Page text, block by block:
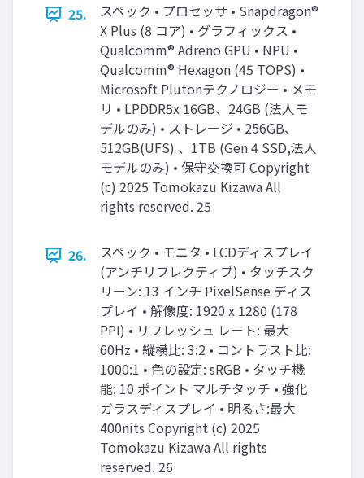
25.
スペック • プロセッサ • Snapdragon®
X Plus (8 コア) • グラフィックス •
Qualcomm® Adreno GPU • NPU •
Qualcomm® Hexagon (45 TOPS) •
Microsoft Plutonテクノロジー • メモ
リ • LPDDR5x 16GB、24GB (法人モ
デルのみ) • ストレージ • 256GB、
512GB(UFS) 、1TB (Gen 4 SSD,法人
モデルのみ) • 保守交換可 Copyright
(c) 2025 Tomokazu Kizawa All
rights reserved. 25
26.
スペック • モニタ • LCDディスプレイ
(アンチリフレクティブ) • タッチスク
リーン: 13 インチ PixelSense ディス
プレイ • 解像度: 1920 x 1280 (178
PPI) • リフレッシュ レート: 最大
60Hz • 縦横比: 3:2 • コントラスト比:
1000:1 • 色の設定: sRGB • タッチ機
能: 10 ポイント マルチタッチ • 強化
ガラスディスプレイ • 明るさ:最大
400nits Copyright (c) 2025
Tomokazu Kizawa All rights
reserved. 26